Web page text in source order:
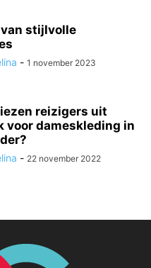
stijlvolle
- 1 november 2023
reizigers uit
voor dameskleding in
- 22 november 2022